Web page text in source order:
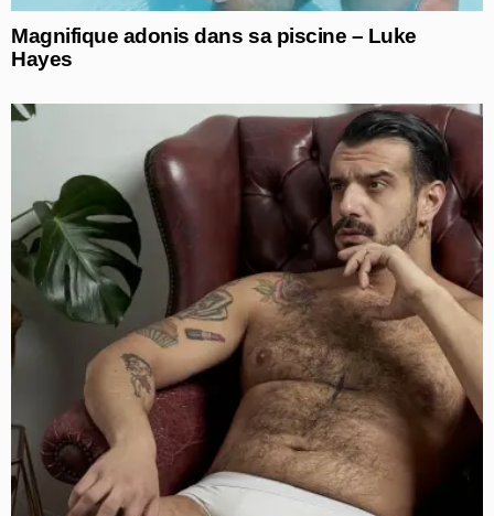
Magnifique adonis dans sa piscine – Luke
Hayes